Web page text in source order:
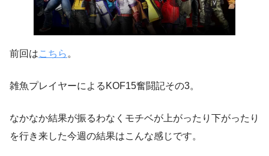
前回はこちら 。
雑魚プレイヤーによるKOF15奮闘記その3。
なかなか結果が振るわなくモチベが上がったり下がったり
を行き来した今週の結果はこんな感じです。